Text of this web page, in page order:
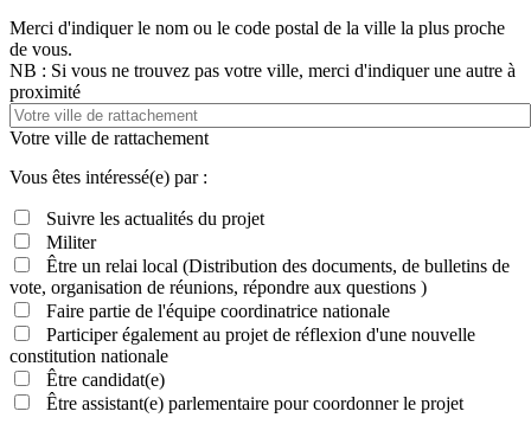
Merci d'indiquer le nom ou le code postal de la ville la plus proche
de vous.
NB : Si vous ne trouvez pas votre ville, merci d'indiquer une autre à
proximité
Votre ville de rattachement
Vous êtes intéressé(e) par :
Suivre les actualités du projet
Militer
Être un relai local (Distribution des documents, de bulletins de
vote, organisation de réunions, répondre aux questions )
Faire partie de l'équipe coordinatrice nationale
Participer également au projet de réflexion d'une nouvelle
constitution nationale
Être candidat(e)
Être assistant(e) parlementaire pour coordonner le projet